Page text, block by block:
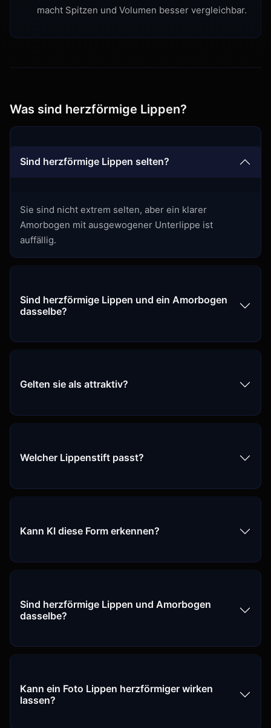
macht Spitzen und Volumen besser vergleichbar.
Was sind herzförmige Lippen?
Sind herzförmige Lippen selten?
Sie sind nicht extrem selten, aber ein klarer
Amorbogen mit ausgewogener Unterlippe ist
auffällig.
Sind herzförmige Lippen und ein Amorbogen
dasselbe?
Gelten sie als attraktiv?
Welcher Lippenstift passt?
Kann KI diese Form erkennen?
Sind herzförmige Lippen und Amorbogen
dasselbe?
Kann ein Foto Lippen herzförmiger wirken
lassen?